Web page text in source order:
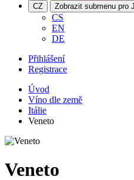
CZ Zobrazit submenu pro
CS
EN
DE
Přihlášení
Registrace
Úvod
Víno dle země
Itálie
Veneto
Veneto